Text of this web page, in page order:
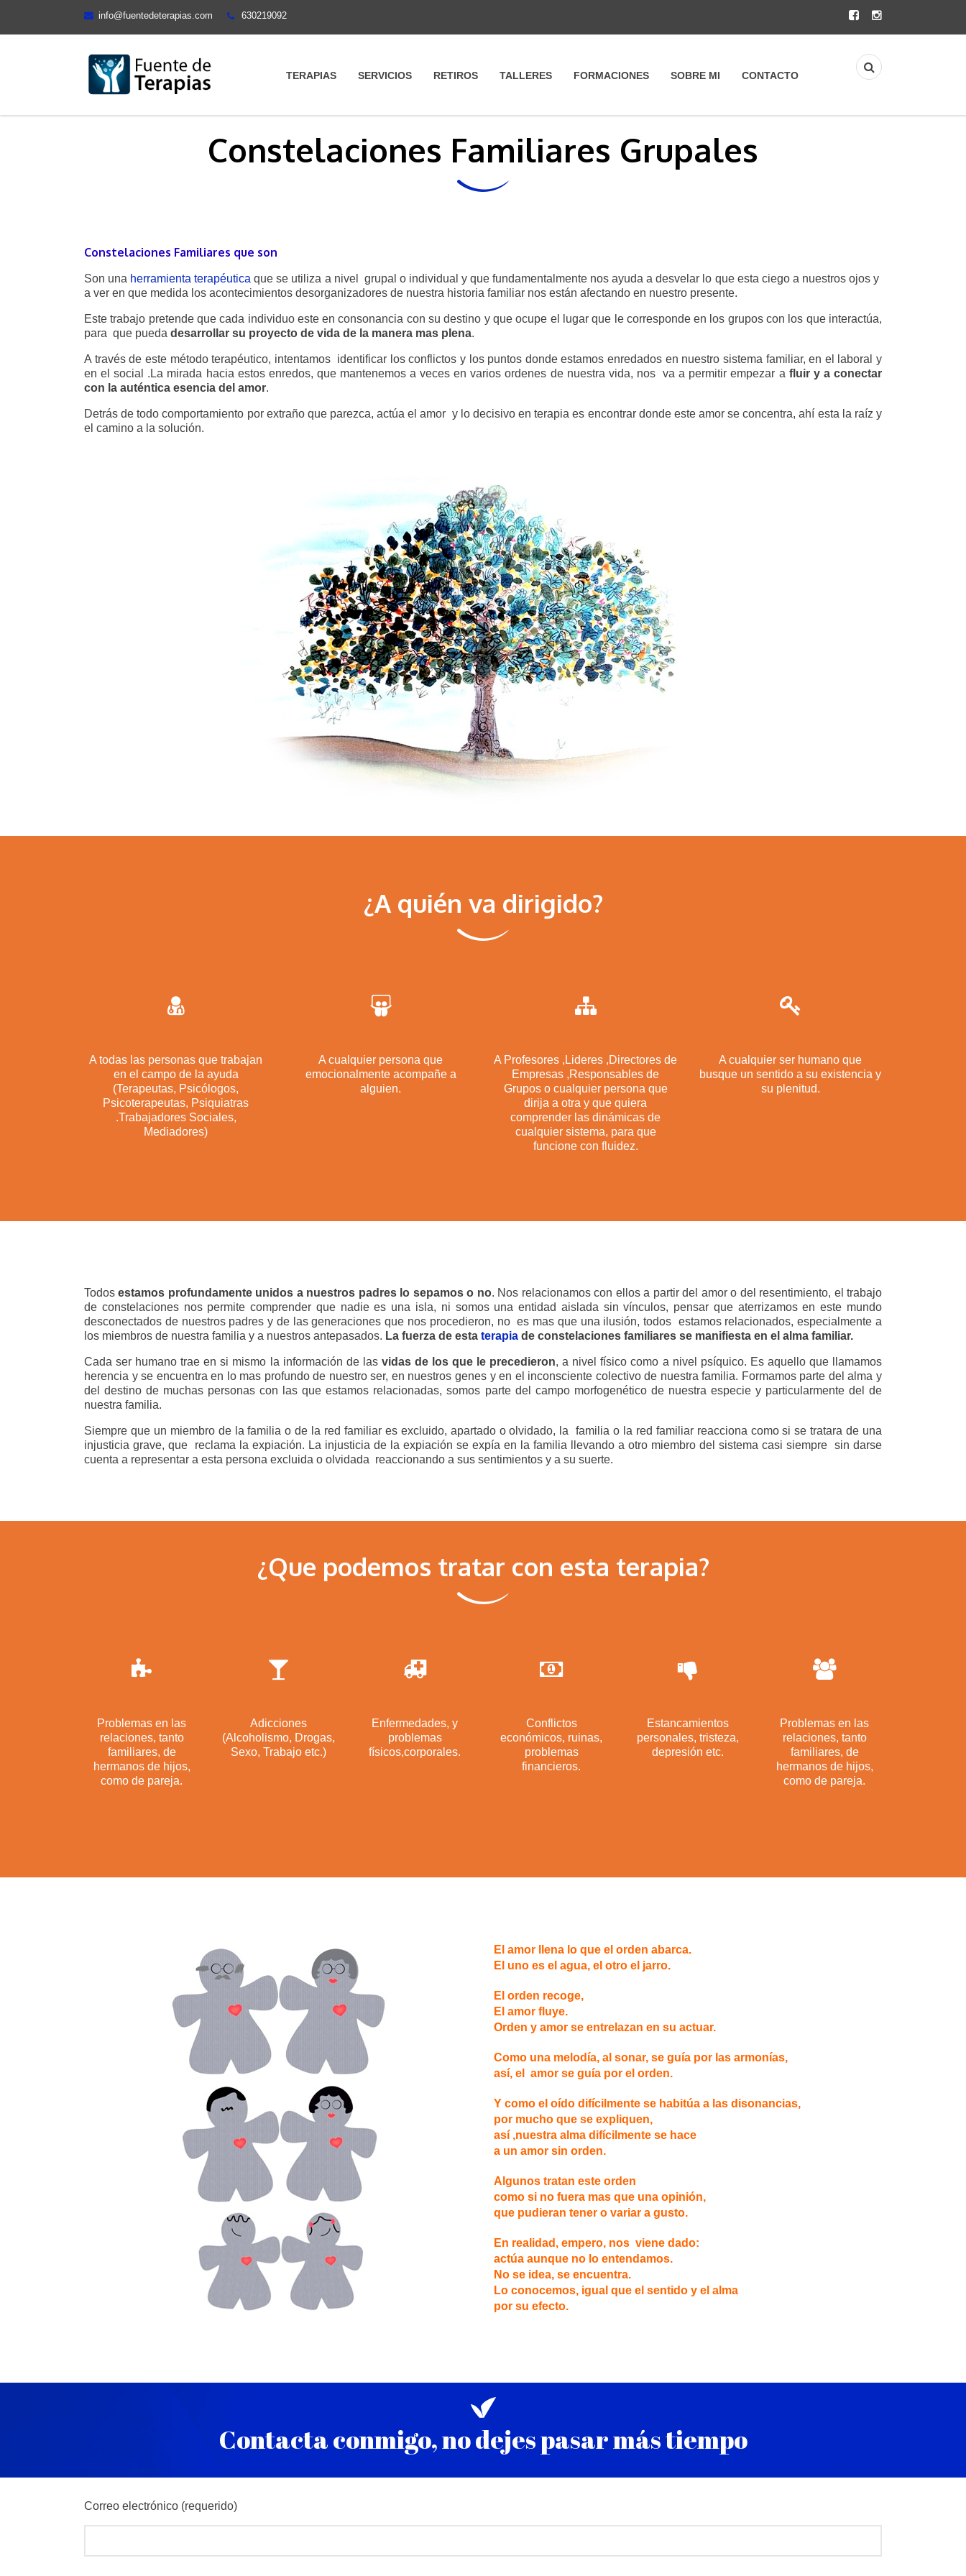
info@fuentedeterapias.com 630219092
TERAPIAS SERVICIOS RETIROS TALLERES FORMACIONES SOBRE MI CONTACTO
Constelaciones Familiares Grupales
Constelaciones Familiares que son
Son una herramienta terapéutica que se utiliza a nivel grupal o individual y que fundamentalmente nos ayuda a desvelar lo que esta ciego a nuestros ojos y
a ver en que medida los acontecimientos desorganizadores de nuestra historia familiar nos están afectando en nuestro presente.
Este trabajo pretende que cada individuo este en consonancia con su destino y que ocupe el lugar que le corresponde en los grupos con los que interactúa,
para que pueda desarrollar su proyecto de vida de la manera mas plena.
A través de este método terapéutico, intentamos identificar los conflictos y los puntos donde estamos enredados en nuestro sistema familiar, en el laboral y
en el social .La mirada hacia estos enredos, que mantenemos a veces en varios ordenes de nuestra vida, nos va a permitir empezar a fluir y a conectar
con la auténtica esencia del amor.
Detrás de todo comportamiento por extraño que parezca, actúa el amor y lo decisivo en terapia es encontrar donde este amor se concentra, ahí esta la raíz y
el camino a la solución.
¿A quién va dirigido?
A todas las personas que trabajan
en el campo de la ayuda
(Terapeutas, Psicólogos,
Psicoterapeutas, Psiquiatras
.Trabajadores Sociales,
Mediadores)
A cualquier persona que
emocionalmente acompañe a
alguien.
A Profesores ,Lideres ,Directores de
Empresas ,Responsables de
Grupos o cualquier persona que
dirija a otra y que quiera
comprender las dinámicas de
cualquier sistema, para que
funcione con fluidez.
A cualquier ser humano que
busque un sentido a su existencia y
su plenitud.
Todosestamos profundamente unidos a nuestros padres lo sepamos o no. Nos relacionamos con ellos a partir del amor o del resentimiento, el trabajo
de constelaciones nos permite comprender que nadie es una isla, ni somos una entidad aislada sin vínculos, pensar que aterrizamos en este mundo
desconectados de nuestros padres y de las generaciones que nos procedieron, no es mas que una ilusión, todos estamos relacionados, especialmente a
los miembros de nuestra familia y a nuestros antepasados. La fuerza de esta terapia de constelaciones familiares se manifiesta en el alma familiar.
Cada ser humano trae en si mismo la información de las vidas de los que le precedieron, a nivel físico como a nivel psíquico. Es aquello que llamamos
herencia y se encuentra en lo mas profundo de nuestro ser, en nuestros genes y en el inconsciente colectivo de nuestra familia. Formamos parte del alma y
del destino de muchas personas con las que estamos relacionadas, somos parte del campo morfogenético de nuestra especie y particularmente del de
nuestra familia.
Siempre que un miembro de la familia o de la red familiar es excluido, apartado o olvidado, la familia o la red familiar reacciona como si se tratara de una
injusticia grave, que reclama la expiación. La injusticia de la expiación se expía en la familia llevando a otro miembro del sistema casi siempre sin darse
cuenta a representar a esta persona excluida o olvidada reaccionando a sus sentimientos y a su suerte.
¿Que podemos tratar con esta terapia?
Problemas en las
relaciones, tanto
familiares, de
hermanos de hijos,
como de pareja.
Adicciones
(Alcoholismo, Drogas,
Sexo, Trabajo etc.)
Enfermedades, y
problemas
físicos,corporales.
Conflictos
económicos, ruinas,
problemas
financieros.
Estancamientos
personales, tristeza,
depresión etc.
Problemas en las
relaciones, tanto
familiares, de
hermanos de hijos,
como de pareja.
El amor llena lo que el orden abarca.
El uno es el agua, el otro el jarro.
El orden recoge,
El amor fluye.
Orden y amor se entrelazan en su actuar.
Como una melodía, al sonar, se guía por las armonías,
así, el amor se guía por el orden.
Y como el oído difícilmente se habitúa a las disonancias,
por mucho que se expliquen,
así ,nuestra alma difícilmente se hace
a un amor sin orden.
Algunos tratan este orden
como si no fuera mas que una opinión,
que pudieran tener o variar a gusto.
En realidad, empero, nos viene dado:
actúa aunque no lo entendamos.
No se idea, se encuentra.
Lo conocemos, igual que el sentido y el alma
por su efecto.
Contacta conmigo, no dejes pasar más tiempo
Correo electrónico (requerido)